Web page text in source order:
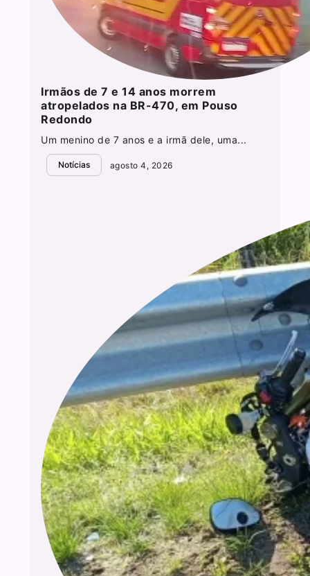
Irmãos de 7 e 14 anos morrem
atropelados na BR-470, em Pouso
Redondo
Um menino de 7 anos e a irmã dele, uma...
Notícias agosto 4, 2026